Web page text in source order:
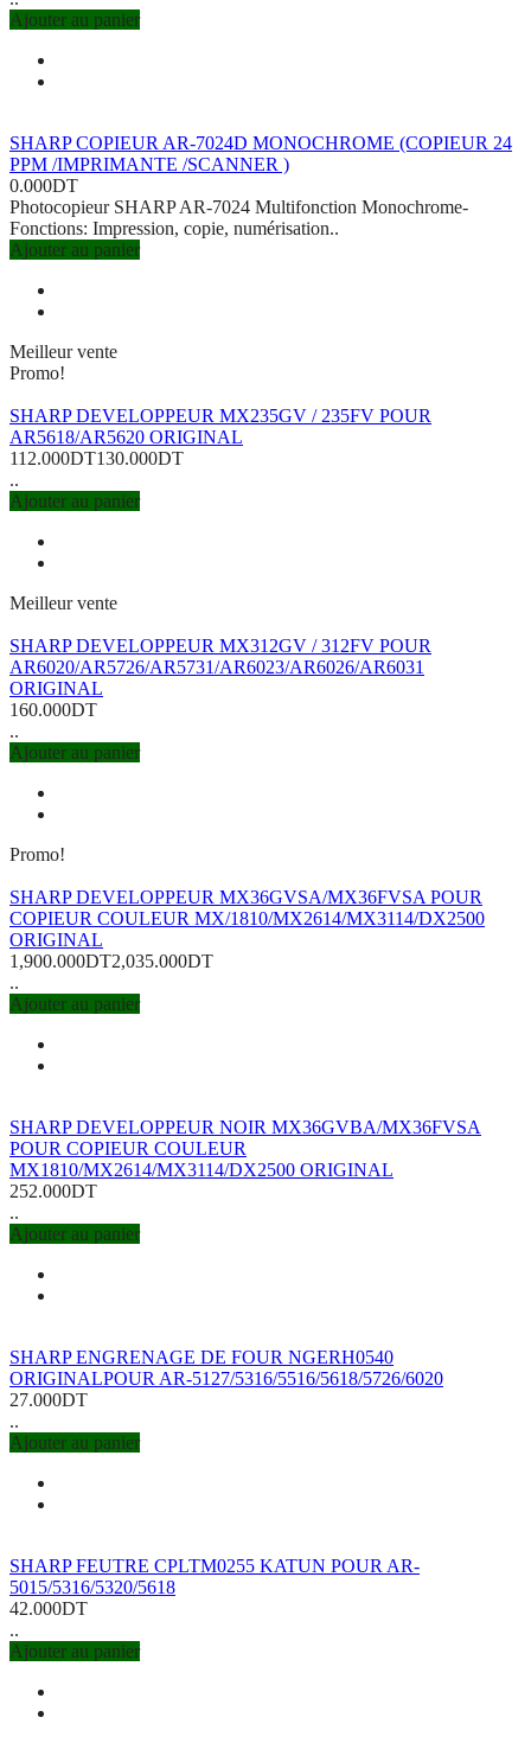
Ajouter au panier
SHARP COPIEUR AR-7024D MONOCHROME (COPIEUR 24
PPM /IMPRIMANTE /SCANNER )
0.000DT
Photocopieur SHARP AR-7024 Multifonction Monochrome-
Fonctions: Impression, copie, numérisation..
Ajouter au panier
Meilleur vente
Promo!
SHARP DEVELOPPEUR MX235GV / 235FV POUR
AR5618/AR5620 ORIGINAL
112.000DT130.000DT
..
Ajouter au panier
Meilleur vente
SHARP DEVELOPPEUR MX312GV / 312FV POUR
AR6020/AR5726/AR5731/AR6023/AR6026/AR6031
ORIGINAL
160.000DT
..
Ajouter au panier
Promo!
SHARP DEVELOPPEUR MX36GVSA/MX36FVSA POUR
COPIEUR COULEUR MX/1810/MX2614/MX3114/DX2500
ORIGINAL
1,900.000DT2,035.000DT
..
Ajouter au panier
SHARP DEVELOPPEUR NOIR MX36GVBA/MX36FVSA
POUR COPIEUR COULEUR
MX1810/MX2614/MX3114/DX2500 ORIGINAL
252.000DT
..
Ajouter au panier
SHARP ENGRENAGE DE FOUR NGERH0540
ORIGINALPOUR AR-5127/5316/5516/5618/5726/6020
27.000DT
..
Ajouter au panier
SHARP FEUTRE CPLTM0255 KATUN POUR AR-
5015/5316/5320/5618
42.000DT
..
Ajouter au panier